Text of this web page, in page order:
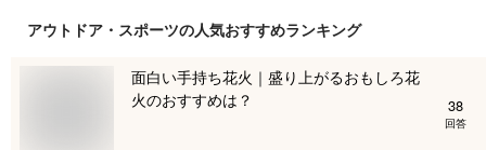
アウトドア・スポーツの人気おすすめランキング
面白い手持ち花火｜盛り上がるおもしろ花
火のおすすめは？
38
回答